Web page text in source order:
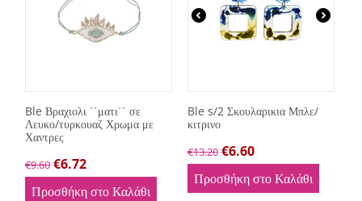
Ble Βραχιολι ΄΄ματι΄΄ σε
Λευκο/τυρκουαζ Χρωμα με
Χαντρες
€9.60 €6.72
Προσθήκη στο Καλάθι
Ble s/2 Σκουλαρικια Μπλε/
κιτρινο
€13.20 €6.60
Προσθήκη στο Καλάθι